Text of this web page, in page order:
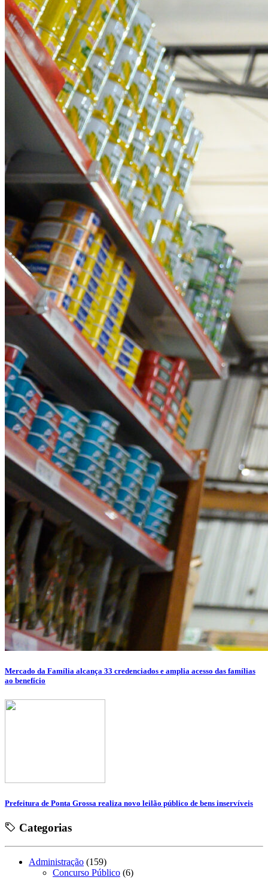
Mercado da Família alcança 33 credenciados e amplia acesso das famílias
ao benefício
Prefeitura de Ponta Grossa realiza novo leilão público de bens inservíveis
Categorias
Administração (159)
Concurso Público (6)